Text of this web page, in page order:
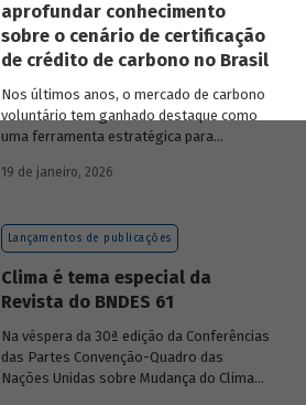
aprofundar conhecimento
sobre o cenário de certificação
de crédito de carbono no Brasil
Nos últimos anos, o mercado de carbono
voluntário tem ganhado destaque como
uma ferramenta estratégica para
de carbono e demonstrar compromisso
19 de janeiro, 2026
Lançamentos de publicações
Clima é tema especial da
Revista do BNDES 61
Na véspera da 30ª edição da Conferências
das Partes Convenção-Quadro das
Nações Unidas sobre Mudança do Clima